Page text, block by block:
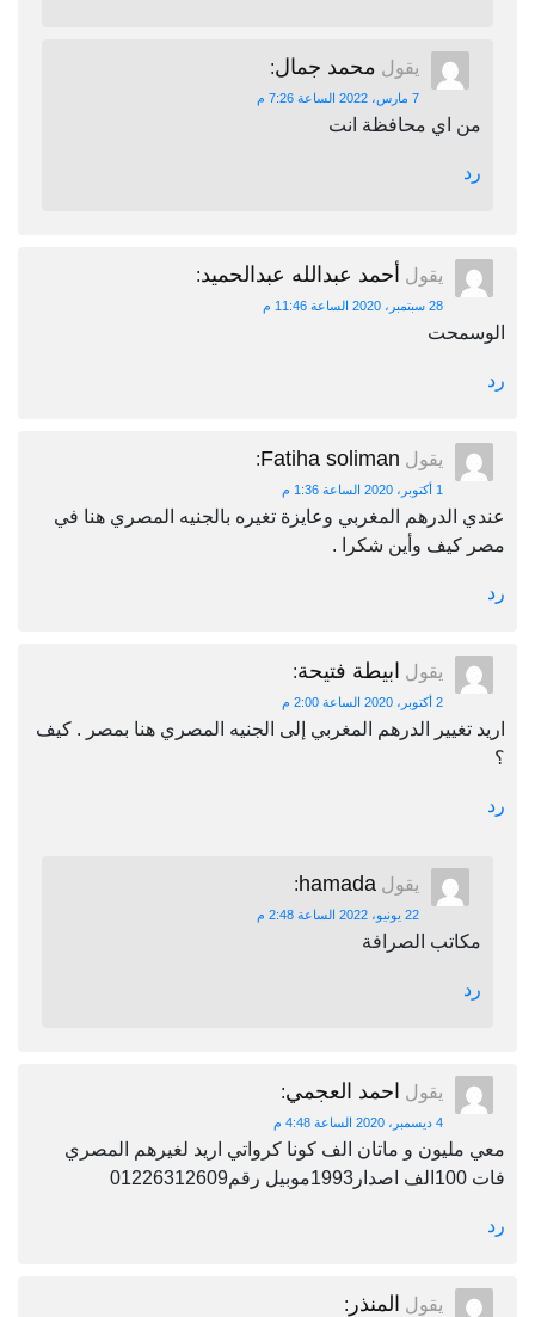
يقول محمد جمال:
7 مارس، 2022 الساعة 7:26 م
من اي محافظة انت
رد
يقول أحمد عبدالله عبدالحميد:
28 سبتمبر، 2020 الساعة 11:46 م
الوسمحت
رد
يقول Fatiha soliman
:
1 أكتوبر، 2020 الساعة 1:36 م
عندي الدرهم المغربي وعايزة تغيره بالجنيه المصري هنا في
مصر كيف وأين شكرا .
رد
يقول ابيطة فتيحة:
2 أكتوبر، 2020 الساعة 2:00 م
اريد تغيير الدرهم المغربي إلى الجنيه المصري هنا بمصر . كيف
؟
رد
يقول hamada
:
22 يونيو، 2022 الساعة 2:48 م
مكاتب الصرافة
رد
يقول احمد العجمي:
4 ديسمبر، 2020 الساعة 4:48 م
معي مليون و ماتان الف كونا كرواتي اريد لغيرهم المصري
فات 100الف اصدار1993موبيل رقم01226312609
رد
يقول المنذر :